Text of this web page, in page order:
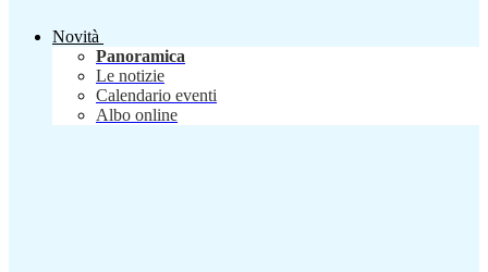
Novità
Panoramica
Le notizie
Calendario eventi
Albo online